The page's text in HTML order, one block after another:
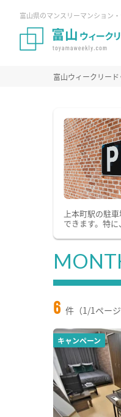
富山県のマンスリーマンション
富山ウィークリー
上本町駅の駐
できます。特
6 件（1/1ページ
キャンペーン